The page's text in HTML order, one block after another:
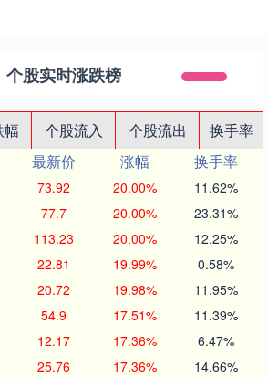
个股实时涨跌榜
幅 个股流入 个股流出
换手率
最新价 涨幅
换手率
73.92 20.00% 11.62%
77.7 20.00% 23.31%
113.23 20.00% 12.25%
22.81 19.99% 0.58%
20.72 19.98% 11.95%
54.9 17.51% 11.39%
12.17 17.36% 6.47%
25.76 17.36% 14.66%